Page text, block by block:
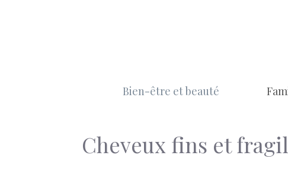
Bien-être et beauté
Cheveux fins et